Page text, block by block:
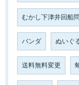
むかし下津井回船
パンダ ぬいぐ
送料無料変更